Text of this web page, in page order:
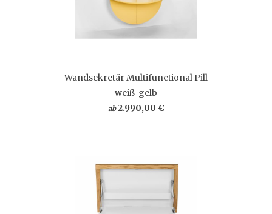
Wandsekretär Multifunctional Pill
weiß-gelb
ab 2.990,00 €